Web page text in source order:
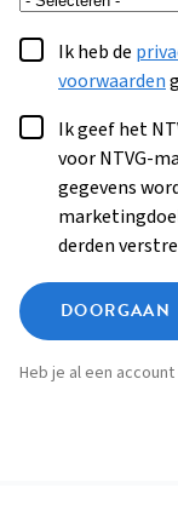
Ik heb de
voorwaarden
Ik geef het
voor NTVG-
gegevens
derden
DOORGAAN
Heb je al een